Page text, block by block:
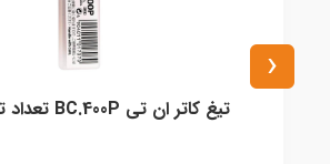
تیغ کاتر ان تی BC.400P تعداد تیغ 10pcs
‹